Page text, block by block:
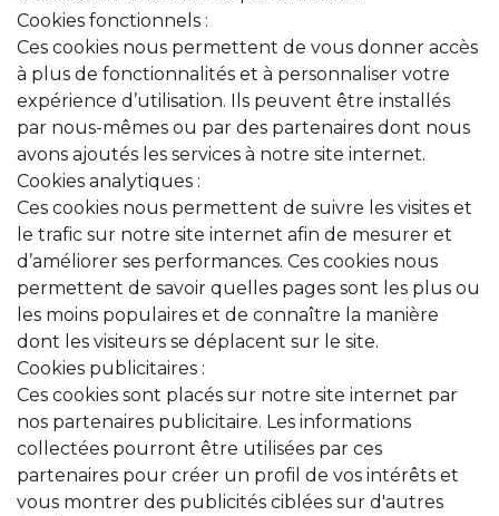
Cookies fonctionnels :
Ces cookies nous permettent de vous donner accès
à plus de fonctionnalités et à personnaliser votre
expérience d’utilisation. Ils peuvent être installés
par nous-mêmes ou par des partenaires dont nous
avons ajoutés les services à notre site internet.
Cookies analytiques :
Ces cookies nous permettent de suivre les visites et
le trafic sur notre site internet afin de mesurer et
d’améliorer ses performances. Ces cookies nous
permettent de savoir quelles pages sont les plus ou
les moins populaires et de connaître la manière
dont les visiteurs se déplacent sur le site.
Cookies publicitaires :
Ces cookies sont placés sur notre site internet par
nos partenaires publicitaire. Les informations
collectées pourront être utilisées par ces
partenaires pour créer un profil de vos intérêts et
vous montrer des publicités ciblées sur d'autres